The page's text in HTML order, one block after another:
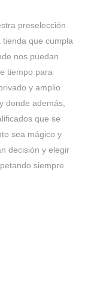
preselección
que cumpla
nos puedan
tiempo para
y amplio
donde además,
que se
sea mágico y
decisión y elegir
siempre